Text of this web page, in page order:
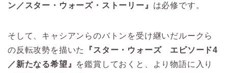
ン／スター・ウォーズ・ストーリー』 は必修です。
そして、キャシアンらのバトンを受け継いだルークら
の反転攻勢を描いた
『スター・ウォーズ エピソード4
／新たなる希望』 を鑑賞しておくと、より物語に入り